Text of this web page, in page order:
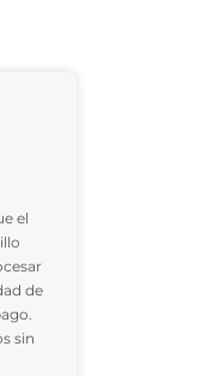
el
de
sin